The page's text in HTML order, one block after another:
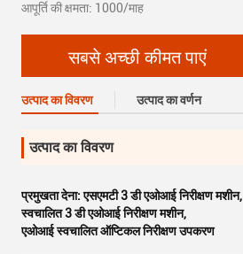
आपूर्ति की क्षमता: 1000/माह
सबसे अच्छी कीमत पाएं
उत्पाद का विवरण उत्पाद का वर्णन
उत्पाद का विवरण
प्रमुखता देना:एसएमटी 3 डी एओआई निरीक्षण मशीन,
स्वचालित 3 डी एओआई निरीक्षण मशीन,
एओआई स्वचालित ऑप्टिकल निरीक्षण उपकरण